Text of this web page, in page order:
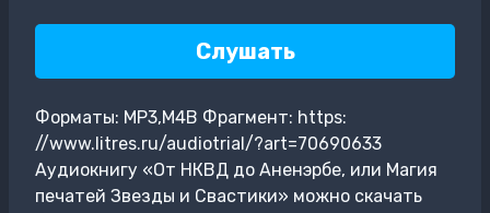
Слушать
Форматы: MP3,M4B Фрагмент: https:
//www.litres.ru/audiotrial/?art=70690633
Аудиокнигу «От НКВД до Аненэрбе, или Магия
печатей Звезды и Свастики» можно скачать